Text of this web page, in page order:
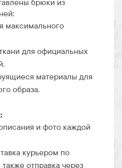
максимального
для официальных
материалы для
образа.
и фото каждой
курьером по
отправка через